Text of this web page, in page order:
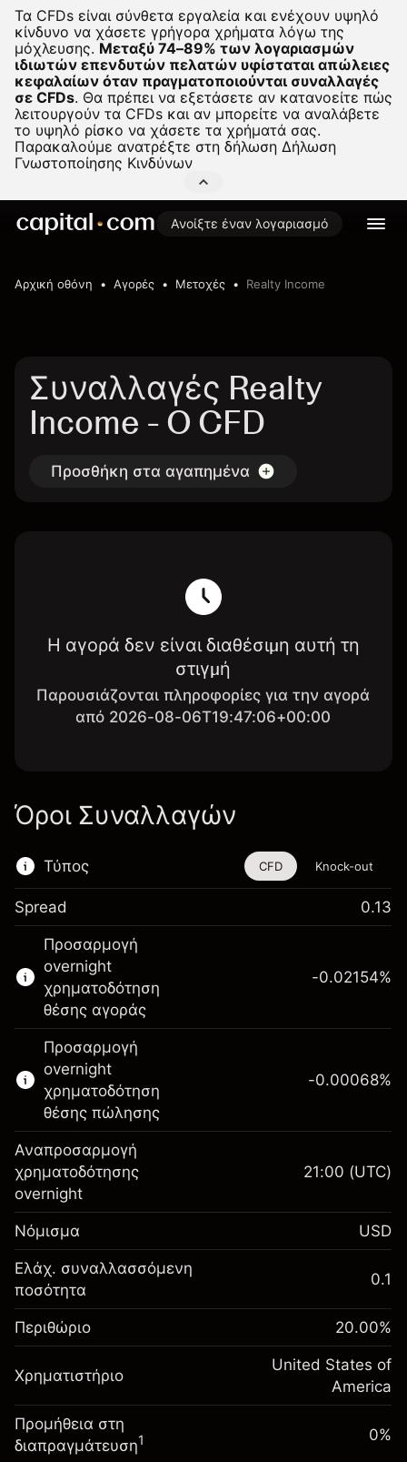
Τα CFDs είναι σύνθετα εργαλεία και ενέχουν υψηλό
κίνδυνο να χάσετε γρήγορα χρήματα λόγω της
μόχλευσης. Μεταξύ 74–89% των λογαριασμών
ιδιωτών επενδυτών πελατών υφίσταται απώλειες
κεφαλαίων όταν πραγματοποιούνται συναλλαγές
σε CFDs. Θα πρέπει να εξετάσετε αν κατανοείτε πώς
λειτουργούν τα CFDs και αν μπορείτε να αναλάβετε
το υψηλό ρίσκο να χάσετε τα χρήματά σας.
Παρακαλούμε ανατρέξτε στη δήλωση Δήλωση
Γνωστοποίησης Κινδύνων
Ανοίξτε έναν λογαριασμό
Αρχική οθόνη Αγορές Μετοχές Realty Income
Συναλλαγές Realty
Income - O CFD
Προσθήκη στα αγαπημένα
Η αγορά δεν είναι διαθέσιμη αυτή τη
στιγμή
Παρουσιάζονται πληροφορίες για την αγορά
από 2026-08-06T19:47:06+00:00
Όροι Συναλλαγών
Τύπος
Αυτό το χρηματοοικονομικό εργαλείο είναι
διαθέσιμο για διαπραγμάτευση μέσω CFDs
και Knock-outs.
Μάθετε περισσότερα σχετικά με:
CFDs
Knock-outs
CFD Knock-out
Spread 0.13
Προσαρμογή
overnight
χρηματοδότηση
θέσης αγοράς
Περιθώριο. Η επένδυσή
σας
$1,000.00
Αναπροσαρμογή
χρηματοδότησης κατά
τη διάρκεια της νύχτας
Χρεώσεις από την πλήρη αξία
της θέσης
-0.02154
Μέγεθος διαπραγμάτευσης με μόχλευση
~$5,000.00
Χρήματα από μόχλευση ~
$4,000.00
Πηγαίνετε στην πλατφόρμα
-0.02154%
Προσαρμογή
overnight
χρηματοδότηση
θέσης πώλησης
Περιθώριο. Η επένδυσή
σας
Αναπροσαρμογή
χρηματοδότησης κατά
τη διάρκεια της νύχτας
Χρεώσεις από την πλήρη αξία
της θέσης
-0.000682
%
(-$0.03)
Μέγεθος διαπραγμάτευσης με μόχλευση
~$5,000.00
-0.00068%
Αναπροσαρμογή
χρηματοδότησης
overnight
21:00 (UTC)
Νόμισμα USD
Ελάχ. συναλλασσόμενη
ποσότητα
0.1
Περιθώριο 20.00%
Χρηματιστήριο
United States of
America
Προμήθεια στη
διαπραγμάτευση1 0%